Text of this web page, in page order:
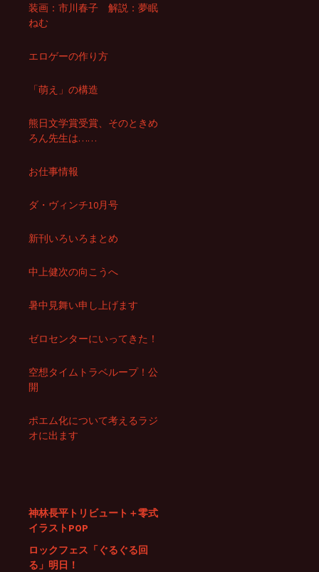
装画：市川春子 解説：夢眠
ねむ
エロゲーの作り方
「萌え」の構造
熊日文学賞受賞、そのときめ
ろん先生は……
お仕事情報
ダ・ヴィンチ10月号
新刊いろいろまとめ
中上健次の向こうへ
暑中見舞い申し上げます
ゼロセンターにいってきた！
空想タイムトラベループ！公
開
ポエム化について考えるラジ
オに出ます
神林長平トリビュート＋零式
イラストPOP
ロックフェス「ぐるぐる回
る」明日！